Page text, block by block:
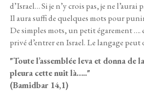
d’Israel… Si je n’y crois pas, je ne l’aurai
Il aura suffi de quelques mots pour
De simples mots, un petit égarement ….
privé d’entrer en Israel. Le langage peut
"Toute l’assemblée leva et donna de
pleura cette nuit là….."
(Bamidbar 14,1)